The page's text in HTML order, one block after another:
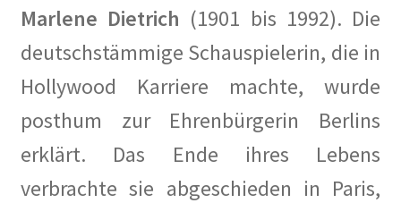
Marlene Dietrich (1901 bis 1992). Die
deutschstämmige Schauspielerin, die in
Hollywood Karriere machte, wurde
posthum zur Ehrenbürgerin Berlins
erklärt. Das Ende ihres Lebens
verbrachte sie abgeschieden in Paris,